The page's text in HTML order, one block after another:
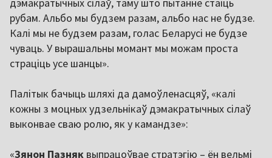
дэмакратычных сілаў, таму што пытанне стаіць
рубам. Альбо мы будзем разам, альбо нас не будзе.
Калі мы не будзем разам, голас Беларусі не будзе
чуваць. У вырашальны момант мы можам проста
страціць усе шанцы».
Палітык бачыць шляхі да дамоўленасцяў, «калі
кожны з моцных удзельнікаў дэмакратычных сілаў
выконвае сваю ролю, як у камандзе»:
«Зянон Пазняк выпрацоўвае стратэгію – ён вельмі